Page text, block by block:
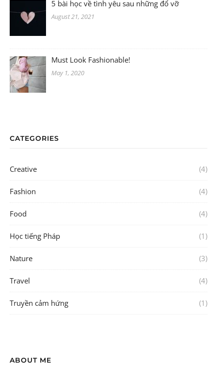
5 bài học về tình yêu sau những đổ vỡ
August 21, 2021
Must Look Fashionable!
May 1, 2020
CATEGORIES
Creative (4)
Fashion (4)
Food (4)
Học tiếng Pháp (1)
Nature (3)
Travel (4)
Truyền cảm hứng (1)
ABOUT ME